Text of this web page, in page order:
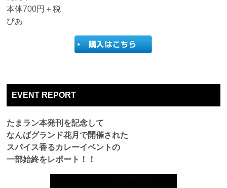
本体700円＋税
ぴあ
EVENT REPORT
たまラン本発刊を記念して
なんばグランド花月で開催された
スパイス香るカレーイベントの
一部始終をレポート！！